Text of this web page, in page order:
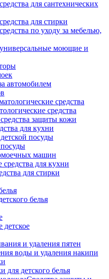
для сантехнических
для стирки
по уходу за мебелью,
моющие и
автомобилем
средства
защиты кожи
для кухни
посуды
машин
для кухни
для стирки
белья
детское
и удаления пятен
воды и удаления накипи
детского белья